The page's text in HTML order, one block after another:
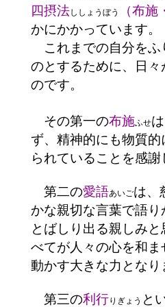
四摂法ししょうぼう
（布
かにかかっています。
これまでの自分をふ
のとするために、日々
のです。
その第一の布施ふせ
ず、精神的にも物質
られていることを感
第二の愛語あいごは、
かな親切な言葉で語
とばしり出る親しみ
べてが人々の心を和
動かす大きな力となり
第三の利行りぎょう と